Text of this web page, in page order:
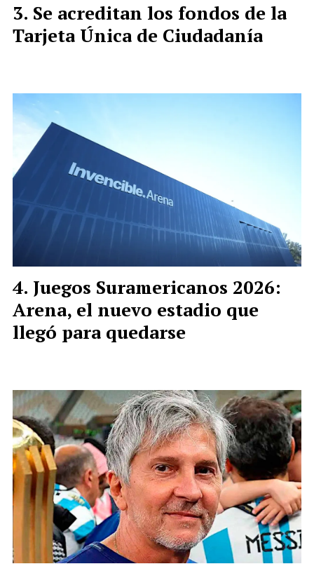
Se acreditan los fondos de la
Tarjeta Única de Ciudadanía
Juegos Suramericanos 2026:
Arena, el nuevo estadio que
llegó para quedarse